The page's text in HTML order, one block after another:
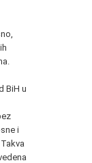
BiH u
i